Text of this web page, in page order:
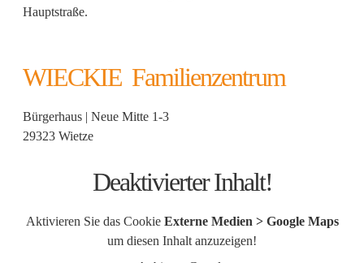
Hauptstraße.
WIECKIE Familienzentrum
Bürgerhaus | Neue Mitte 1-3
29323 Wietze
Deaktivierter Inhalt!
Aktivieren Sie das Cookie Externe Medien > Google Maps
um diesen Inhalt anzuzeigen!